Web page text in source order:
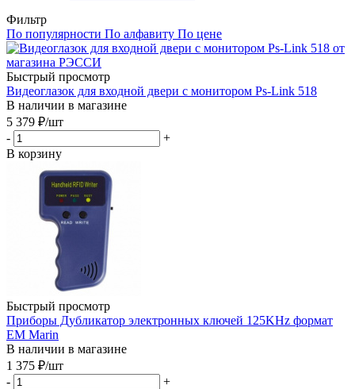
Фильтр
По популярности По алфавиту По цене
Быстрый просмотр
Видеоглазок для входной двери с монитором Ps-Link 518
В наличии в магазине
5 379 ₽/шт
-
+
В корзину
Быстрый просмотр
Приборы Дубликатор электронных ключей 125KHz формат
EM Marin
В наличии в магазине
1 375 ₽/шт
-
+